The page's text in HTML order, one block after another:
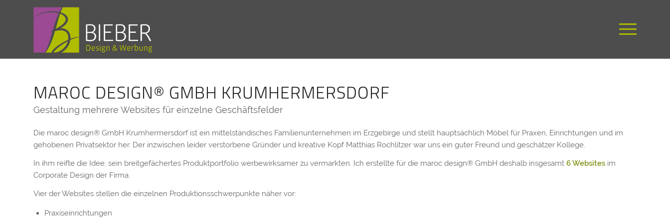
MAROC DESIGN® GMBH KRUMHERMERSDORF
Gestaltung mehrere Websites für einzelne Geschäftsfelder
Die maroc design® GmbH Krumhermersdorf ist ein mittelständisches Familienunternehmen im Erzgebirge und stellt hauptsächlich Möbel für Praxen, Einrichtungen und im
gehobenen Privatsektor her. Der inzwischen leider verstorbene Gründer und kreative Kopf Matthias Rochlitzer war uns ein guter Freund und geschätzer Kollege.
In ihm reifte die Idee, sein breitgefächertes Produktportfolio werbewirksamer zu vermarkten. Ich erstellte für die maroc design® GmbH deshalb insgesamt 6 Websites im
Corporate Design der Firma.
Vier der Websites stellen die einzelnen Produktionsschwerpunkte näher vor:
Praxiseinrichtungen